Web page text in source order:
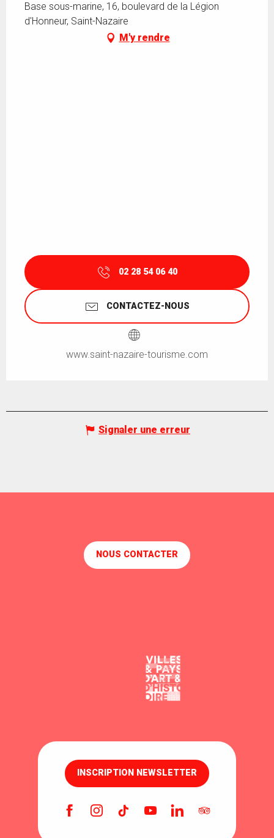
Base sous-marine, 16, boulevard de la Légion
d'Honneur, Saint-Nazaire
M'y rendre
02 28 54 06 40
CONTACTEZ-NOUS
www.saint-nazaire-tourisme.com
Signaler une erreur
NOUS CONTACTER
INSCRIPTION NEWSLETTER